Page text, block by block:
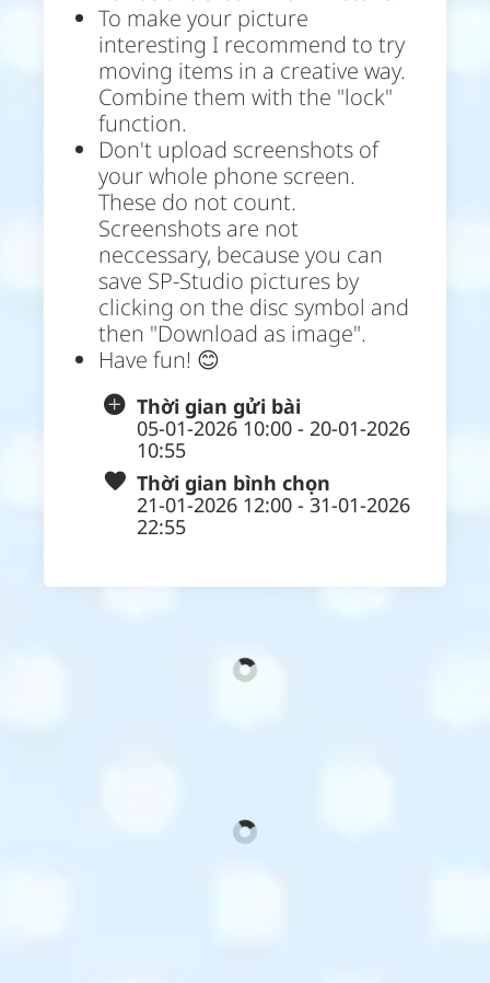
To make your picture
interesting I recommend to try
moving items in a creative way.
Combine them with the "lock"
function.
Don't upload screenshots of
your whole phone screen.
These do not count.
Screenshots are not
neccessary, because you can
save SP-Studio pictures by
clicking on the disc symbol and
then "Download as image".
Have fun! 😊
Thời gian gửi bài
05-01-2026 10:00 - 20-01-2026
10:55
Thời gian bình chọn
21-01-2026 12:00 - 31-01-2026
22:55